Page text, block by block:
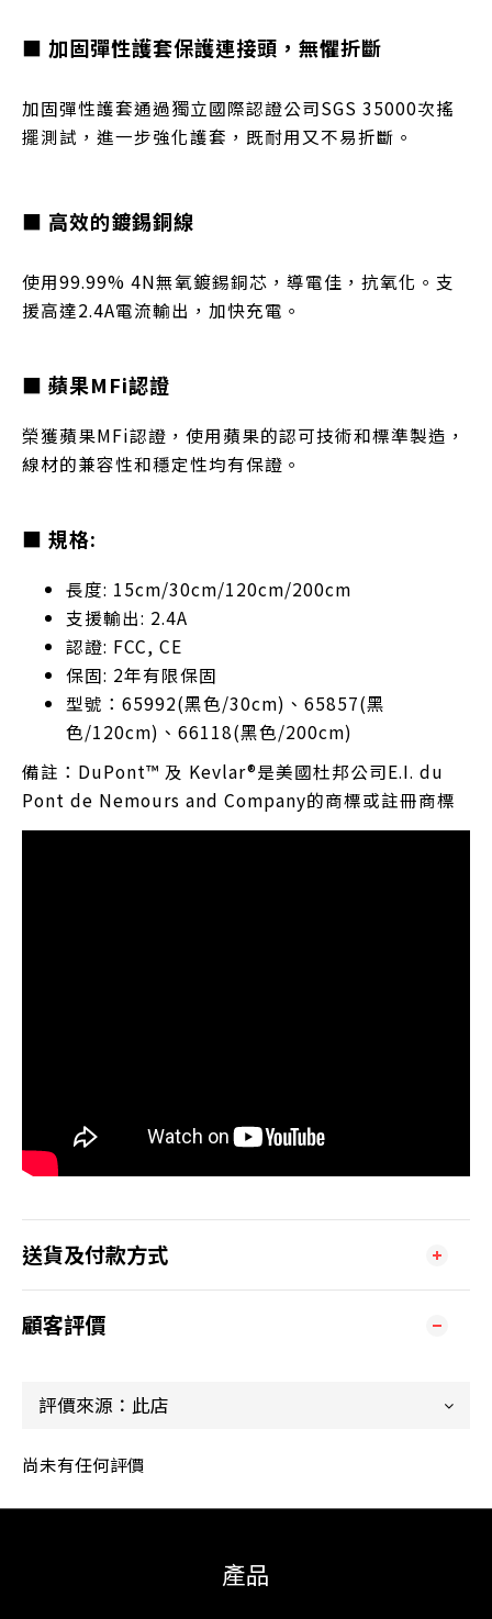
■ 加固彈性護套保護連接頭，無懼折斷
加固彈性護套通過獨立國際認證公司SGS 35000次搖
擺測試，進一步強化護套，既耐用又不易折斷。
■ 高效的鍍錫銅線
使用99.99% 4N無氧鍍錫銅芯，導電佳，抗氧化。支
援高達2.4A電流輸出，加快充電。
■ 蘋果MFi認證
榮獲蘋果MFi認證，使用蘋果的認可技術和標準製造，
線材的兼容性和穩定性均有保證。
■ 規格:
長度: 15cm/30cm/120cm/200cm
支援輸出: 2.4A
認證: FCC, CE
保固: 2年有限保固
型號：65992(黑色/30cm)、65857(黑
色/120cm)、66118(黑色/200cm)
備註：DuPont™ 及 Kevlar®是美國杜邦公司E.I. du
Pont de Nemours and Company的商標或註冊商標
送貨及付款方式
顧客評價
尚未有任何評價
產品